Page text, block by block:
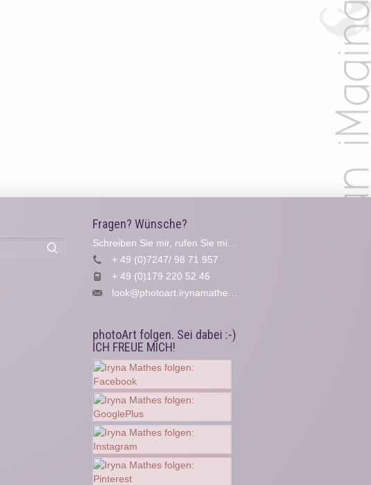
Fragen? Wünsche?
Schreiben Sie mir, rufen Sie mich an...
+ 49 (0)7247/ 98 71 957
+ 49 (0)179 220 52 46
look@photoart.irynamathes.de
photoArt folgen. Sei dabei :-)
ICH FREUE MICH!